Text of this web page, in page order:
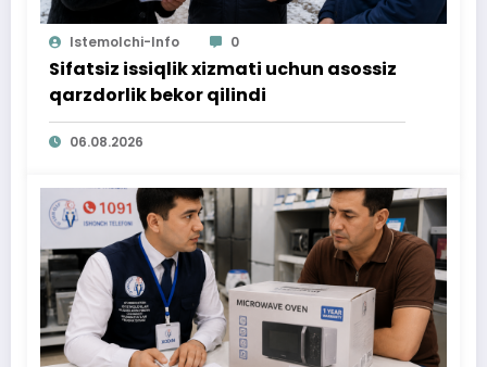
Istemolchi-Info 0
Sifatsiz issiqlik xizmati uchun asossiz
qarzdorlik bekor qilindi
06.08.2026